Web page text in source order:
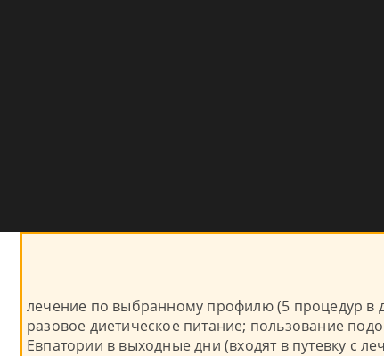
лечение по выбранному профилю (5 процедур в
разовое диетическое питание; пользование
Евпатории в выходные дни (входят в путевку с